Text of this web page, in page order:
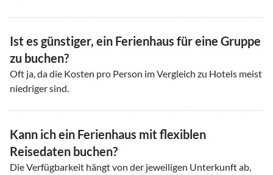
Ist es günstiger, ein Ferienhaus für eine Gruppe
zu buchen?
Oft ja, da die Kosten pro Person im Vergleich zu Hotels meist
niedriger sind.
Kann ich ein Ferienhaus mit flexiblen
Reisedaten buchen?
Die Verfügbarkeit hängt von der jeweiligen Unterkunft ab,